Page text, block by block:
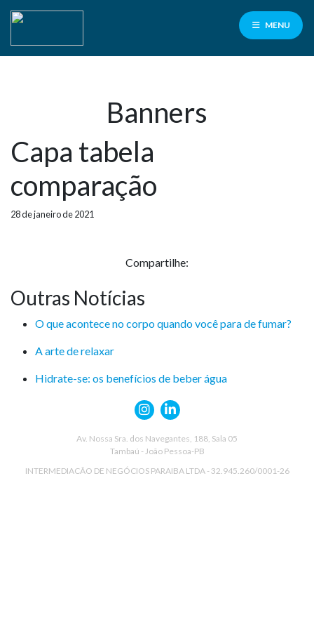
MENU
Facilitépara
servidores
100% de cashback
nas consultas e exames laboratoriais
Banners
Capa tabela
comparação
28 de janeiro de 2021
Compartilhe:
Outras Notícias
O que acontece no corpo quando você para de fumar?
A arte de relaxar
Hidrate-se: os benefícios de beber água
Av. Nossa Sra. dos Navegantes, 188, Sala 05
Tambaú - João Pessoa-PB
INTERMEDIACÃO DE NEGÓCIOS PARAIBA LTDA - 32.945.260/0001-26